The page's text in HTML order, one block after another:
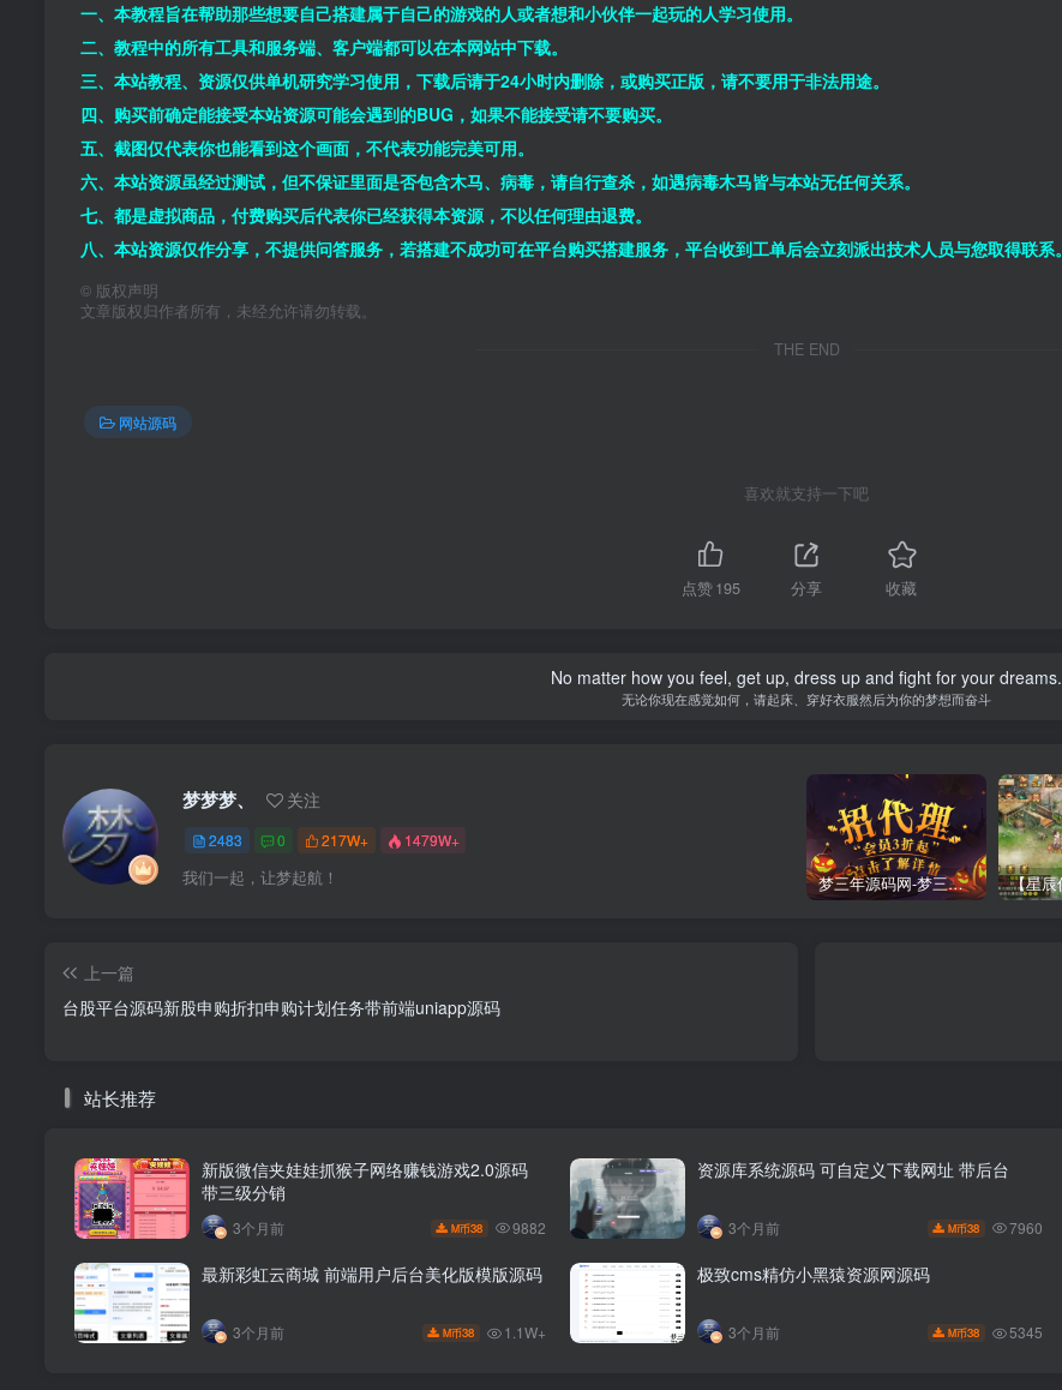
一、本教程旨在帮助那些想要自己搭建属于自己的游戏的人或者想和小伙伴一起玩的人学习使用。
二、教程中的所有工具和服务端、客户端都可以在本网站中下载。
三、本站教程、资源仅供单机研究学习使用，下载后请于24小时内删除，或购买正版，请不要用于非法用途。
四、购买前确定能接受本站资源可能会遇到的BUG，如果不能接受请不要购买。
五、截图仅代表你也能看到这个画面，不代表功能完美可用。
六、本站资源虽经过测试，但不保证里面是否包含木马、病毒，请自行查杀，如遇病毒木马皆与本站无任何关系。
七、都是虚拟商品，付费购买后代表你已经获得本资源，不以任何理由退费。
八、本站资源仅作分享，不提供问答服务，若搭建不成功可在平台购买搭建服务，平台收到工单后会立刻派出技术人员与您取得联系。
© 版权声明
文章版权归作者所有，未经允许请勿转载。
THE END
网站源码
喜欢就支持一下吧
点赞195 分享 收藏
No matter how you feel, get up, dress up and fight for your dreams.
无论你现在感觉如何，请起床、穿好衣服然后为你的梦想而奋斗
梦梦梦、 关注
2483 0 217W+ 1479W+
我们一起，让梦起航！ 梦三年源码网-梦三年ym会员代理详情
上一篇
台股平台源码新股申购折扣申购计划任务带前端uniapp源码
站长推荐
新版微信夹娃娃抓猴子网络赚钱游戏2.0源码
带三级分销
3个月前 M币38 9882
资源库系统源码 可自定义下载网址 带后台
3个月前 M币38 7960
最新彩虹云商城 前端用户后台美化版模版源码
3个月前 M币38 1.1W+
极致cms精仿小黑猿资源网源码
3个月前 M币38 5345